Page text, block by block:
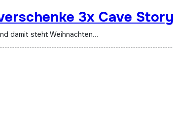
3x Cave
damit steht Weihnachten…